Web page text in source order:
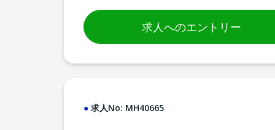
求人へのエントリー
求人No: MH40665